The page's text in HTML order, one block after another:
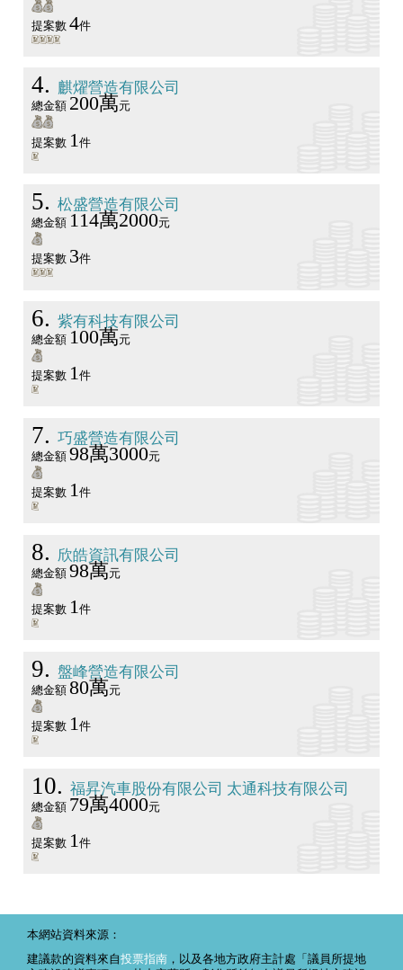
提案數 4件
4 麒燿營造有限公司
總金額 200萬元
提案數 1 件
5 松盛營造有限公司
總金額 114萬2000元
提案數 3件
6 紫有科技有限公司
總金額 100萬元
提案數 1件
7 巧盛營造有限公司
總金額 98萬3000元
提案數 1件
8 欣皓資訊有限公司
總金額 98萬元
提案數 1件
9 盤峰營造有限公司
總金額 80萬元
提案數 1件
10 福昇汽車股份有限公司 太通科技有限公司
總金額 79萬4000元
提案數 1件
本網站資料來源：
建議款的資料來自投票指南 ，以及各地方政府主計處「議員所提地